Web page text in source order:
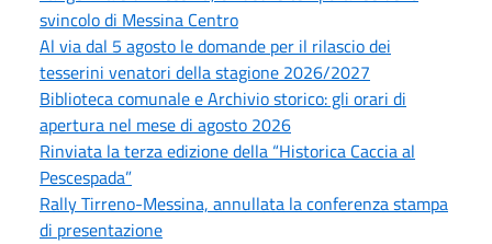
svincolo di Messina Centro
Al via dal 5 agosto le domande per il rilascio dei
tesserini venatori della stagione 2026/2027
Biblioteca comunale e Archivio storico: gli orari di
apertura nel mese di agosto 2026
Rinviata la terza edizione della “Historica Caccia al
Pescespada”
Rally Tirreno-Messina, annullata la conferenza stampa
di presentazione